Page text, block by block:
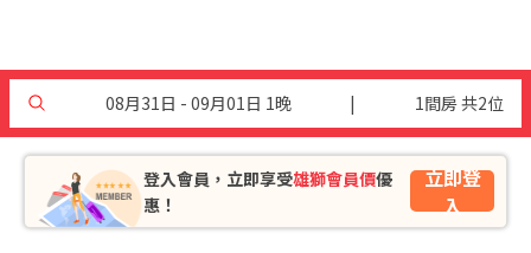
08月31日 - 09月01日 1晚 | 1間房 共2位
登入會員，立即享受雄獅會員價優
惠！
立即登
入